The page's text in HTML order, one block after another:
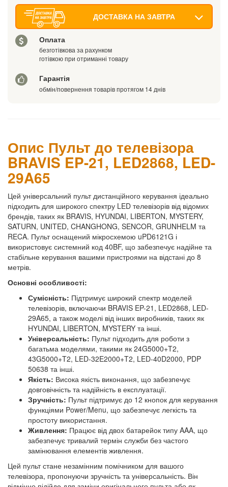
ДОСТАВКА НА ЗАВТРА
Оплата
безготівкова за рахунком
готівкою при отриманні товару
Гарантія
обмін/повернення товарів протягом 14 днів
Опис Пульт до телевізора
BRAVIS EP-21, LED2868, LED-
29A65
Цей універсальний пульт дистанційного керування ідеально
підходить для широкого спектру LED телевізорів від відомих
брендів, таких як BRAVIS, HYUNDAI, LIBERTON, MYSTERY,
SATURN, UNITED, CHANGHONG, SENCOR, GRUNHELM та
RECA. Пульт оснащений мікросхемою uPD6121G і
використовує системний код 40BF, що забезпечує надійне та
стабільне керування вашими пристроями на відстані до 8
метрів.
Основні особливості:
Сумісність: Підтримує широкий спектр моделей
телевізорів, включаючи BRAVIS EP-21, LED2868, LED-
29A65, а також моделі від інших виробників, таких як
HYUNDAI, LIBERTON, MYSTERY та інші.
Універсальність: Пульт підходить для роботи з
багатьма моделями, такими як 24G5000+T2,
43G5000+T2, LED-32E2000+T2, LED-40D2000, PDP
50638 та інші.
Якість: Висока якість виконання, що забезпечує
довговічність та надійність в експлуатації.
Зручність: Пульт підтримує до 12 кнопок для керування
функціями Power/Menu, що забезпечує легкість та
простоту використання.
Живлення: Працює від двох батарейок типу AAA, що
забезпечує тривалий термін служби без частого
замінювання елементів живлення.
Цей пульт стане незамінним помічником для вашого
телевізора, пропонуючи зручність та універсальність. Він